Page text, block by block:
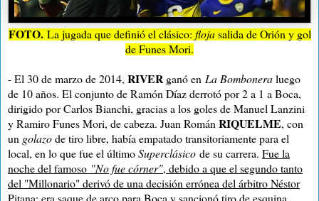
FOTO.La jugada que definió el clásico:flojasalida de Orión y gol
de Funes Mori.
- El 30 de marzo de 2014, RIVERganó en La Bomboneraluego
de 10 años. El conjunto de Ramón Díaz derrotó por 2 a 1 a Boca,
dirigido por Carlos Bianchi, gracias a los goles de Manuel Lanzini
y Ramiro Funes Mori, de cabeza. Juan Román RIQUELME, con
un golazode tiro libre, había empatado transitoriamente para el
local, en lo que fue el últimoSuperclásico de su carrera. Fue la
noche del famoso "No fue córner", debido a que el segundo tanto
del "Millonario" derivó de una decisión errónea del árbitro Néstor
Pitana: era saque de arco para Boca y sancionó tiro de esquina.